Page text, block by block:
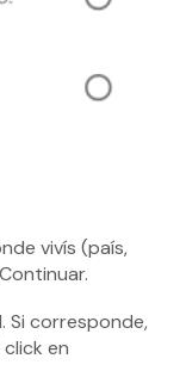
vivís (país,
Si corresponde,
en